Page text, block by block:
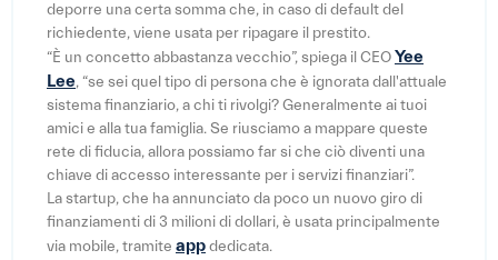
deporre una certa somma che, in caso di default del
richiedente, viene usata per ripagare il prestito.
“È un concetto abbastanza vecchio”, spiega il CEOYee
Lee, “se sei quel tipo di persona che è ignorata dall'attuale
sistema finanziario, a chi ti rivolgi? Generalmente ai tuoi
amici e alla tua famiglia. Se riusciamo a mappare queste
rete di fiducia, allora possiamo far si che ciò diventi una
chiave di accesso interessante per i servizi finanziari”.
La startup, che ha annunciato da poco un nuovo giro di
finanziamenti di 3 milioni di dollari, è usata principalmente
via mobile, tramite appdedicata.